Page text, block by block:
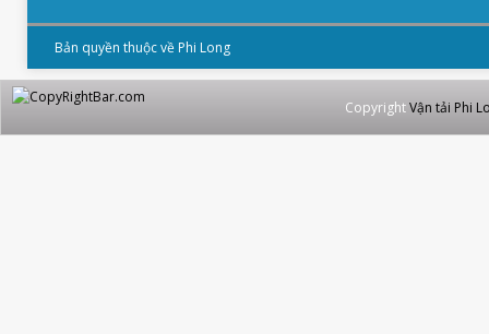
Bản quyền thuộc về Phi Long
CopyrightVận tải Phi